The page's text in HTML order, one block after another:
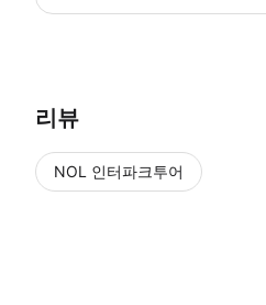
리뷰
NOL 인터파크투어